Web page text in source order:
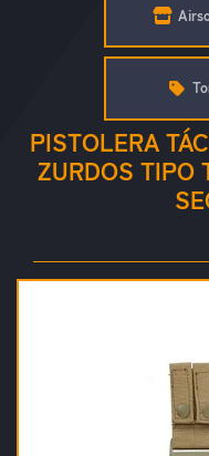
PISTOLERA
ZURDOS TIPO